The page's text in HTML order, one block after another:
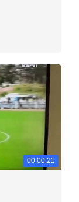
00:00:21